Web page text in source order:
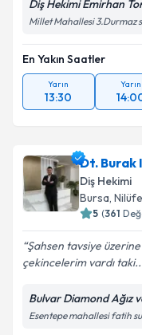
Diş Hekimi Emirhan
Millet Mahallesi 3.Durmaz
En Yakın Saatler
Yarın
13:30
Yarın
Dt. Burak
Diş Hekimi
Bursa,
5 (361
Şahsen tavsiye
çekincelerim vardı
Bulvar Diamond Ağız
Esentepe mahallesi fatih